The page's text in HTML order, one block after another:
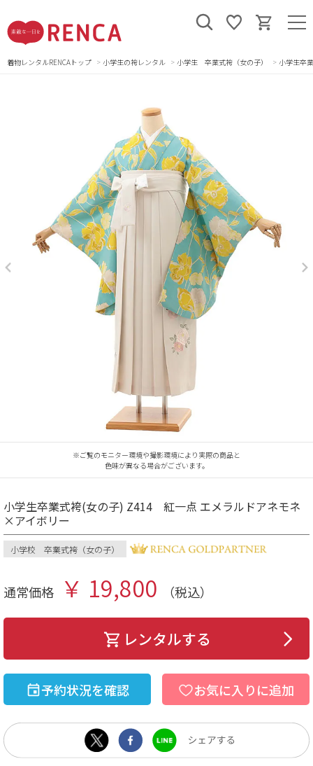
着物レンタルRENCAトップ 小学生の袴レンタル 小学生 卒業式袴（女の子） 小学生卒
※ご覧のモニター環境や撮影環境により実際の商品と
色味が異なる場合がございます。
小学生卒業式袴(女の子) Z414 紅一点 エメラルドアネモネ
×アイボリー
小学校 卒業式袴（女の子）
通常価格 ￥ 19,800 （税込）
レンタルする
予約状況を確認 お気に入りに追加